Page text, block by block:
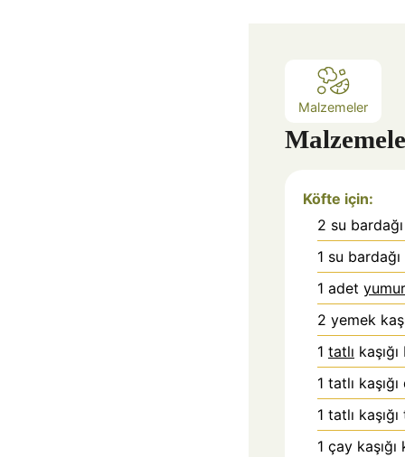
Malzemeler
Köfte için:
2 su
1 su bardağı
1 adet
2 yemek
1 tatlı
1 tatlı
1 tatlı
1 çay kaşığı